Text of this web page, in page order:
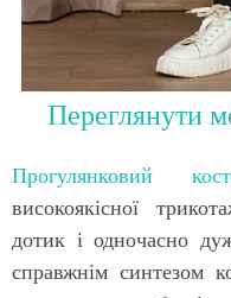
Переглянути
Прогулянковий
високоякісної
дотик і одночасно
справжнім синтезом